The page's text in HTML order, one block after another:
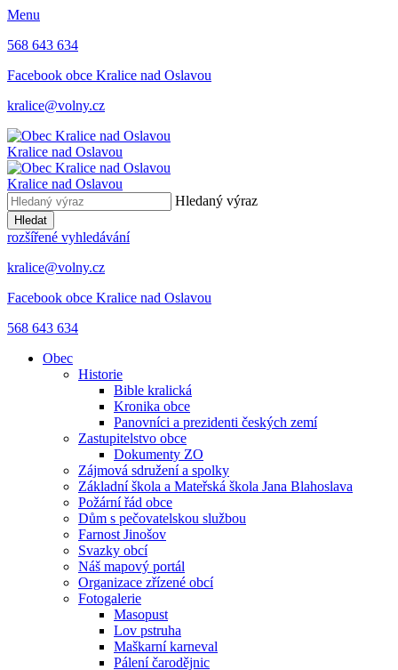
Menu
568 643 634
Facebook obce Kralice nad Oslavou
kralice@volny.cz
Kralice nad Oslavou
Kralice nad Oslavou
Hledaný výraz
Hledat
rozšířené vyhledávání
kralice@volny.cz
Facebook obce Kralice nad Oslavou
568 643 634
Obec
Historie
Bible kralická
Kronika obce
Panovníci a prezidenti českých zemí
Zastupitelstvo obce
Dokumenty ZO
Zájmová sdružení a spolky
Základní škola a Mateřská škola Jana Blahoslava
Požární řád obce
Dům s pečovatelskou službou
Farnost Jinošov
Svazky obcí
Náš mapový portál
Organizace zřízené obcí
Fotogalerie
Masopust
Lov pstruha
Maškarní karneval
Pálení čarodějnic